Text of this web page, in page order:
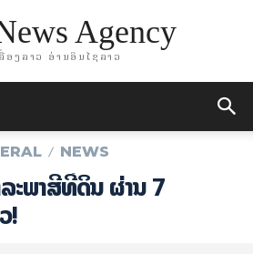
Agency
ອງລາວ ອ່ານອິນໄຊລາວ
NEWS
ະພາສີທີ່ດິນ ຜ່ານ 7
!